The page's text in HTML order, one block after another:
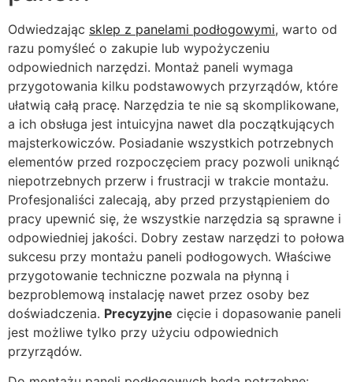
Odwiedzając sklep z panelami podłogowymi, warto od
razu pomyśleć o zakupie lub wypożyczeniu
odpowiednich narzędzi. Montaż paneli wymaga
przygotowania kilku podstawowych przyrządów, które
ułatwią całą pracę. Narzędzia te nie są skomplikowane,
a ich obsługa jest intuicyjna nawet dla początkujących
majsterkowiczów. Posiadanie wszystkich potrzebnych
elementów przed rozpoczęciem pracy pozwoli uniknąć
niepotrzebnych przerw i frustracji w trakcie montażu.
Profesjonaliści zalecają, aby przed przystąpieniem do
pracy upewnić się, że wszystkie narzędzia są sprawne i
odpowiedniej jakości. Dobry zestaw narzędzi to połowa
sukcesu przy montażu paneli podłogowych. Właściwe
przygotowanie techniczne pozwala na płynną i
bezproblemową instalację nawet przez osoby bez
doświadczenia. Precyzyjne cięcie i dopasowanie paneli
jest możliwe tylko przy użyciu odpowiednich
przyrządów.